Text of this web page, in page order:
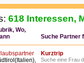
618 Interessen,
Wo,
Suche Partner
Kurztrip
Suche eine Frau